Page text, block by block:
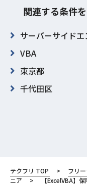
関連する条件
サーバーサイド
VBA
東京都
千代田区
テクフリ TOP フリ
ニア
【ExcelVBA】